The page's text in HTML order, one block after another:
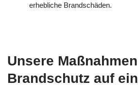
erhebliche Brandschäden.
Unsere
Brandschutz auf